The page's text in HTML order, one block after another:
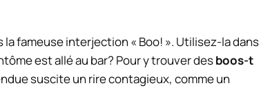
fameuse interjection « Boo! ». Utilisez-la dans
est allé au bar? Pour y trouver desboos-t
suscite un rire contagieux, comme un